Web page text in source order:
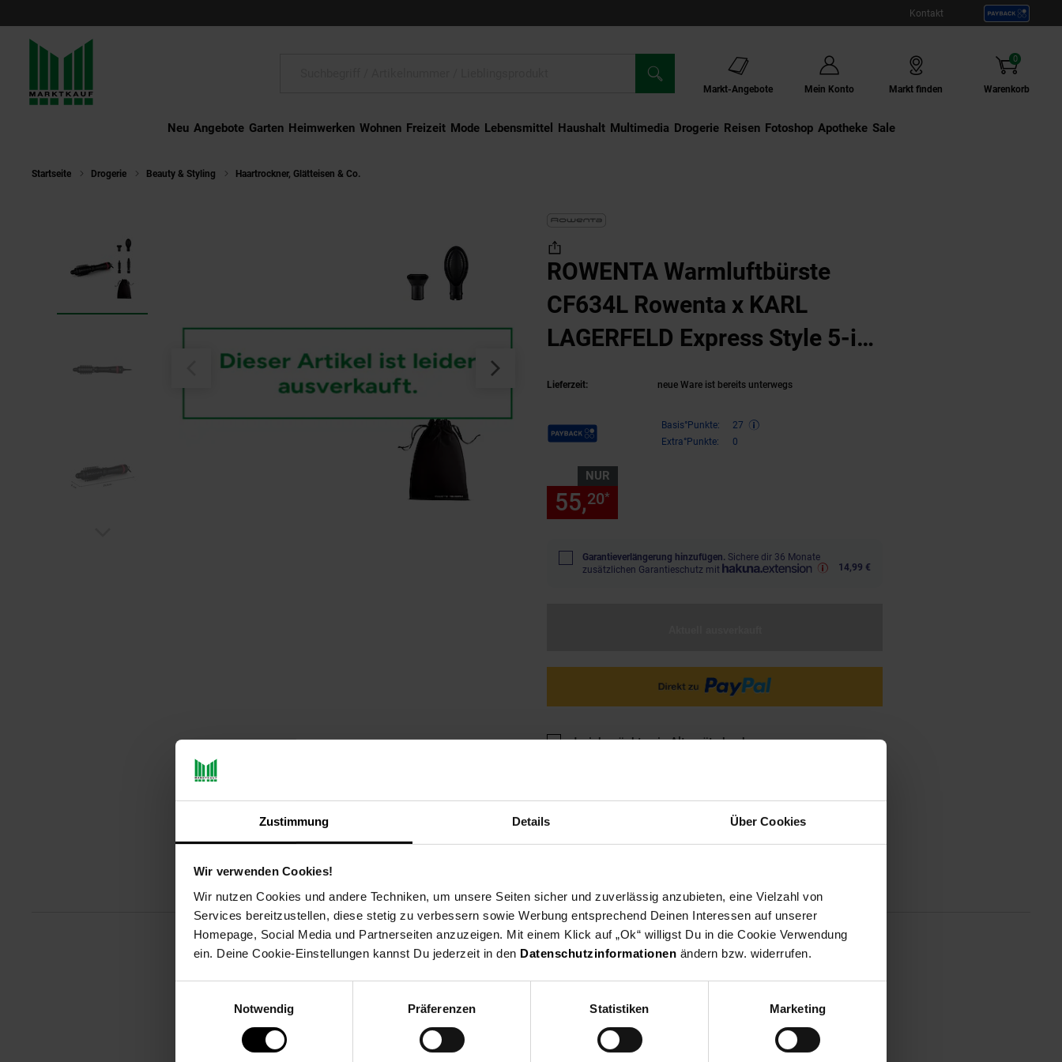
Zustimmung Details Über Cookies
Wir verwenden Cookies!
Wir nutzen Cookies und andere Techniken, um unsere Seiten sicher und zuverlässig anzubieten, eine Vielzahl von
Services bereitzustellen, diese stetig zu verbessern sowie Werbung entsprechend Deinen Interessen auf unserer
Homepage, Social Media und Partnerseiten anzuzeigen. Mit einem Klick auf „Ok“ willigst Du in die Cookie Verwendung
ein. Deine Cookie-Einstellungen kannst Du jederzeit in den Datenschutzinformationen ändern bzw. widerrufen.
Notwendig
Präferenzen Statistiken Marketing
Kontakt
Markt-Angebote Mein Konto Markt finden Warenkorb
0
Artikel
Neu Angebote Garten Heimwerken Wohnen Freizeit Mode Lebensmittel Haushalt Multimedia Drogerie Externer Link:
Reisen Externer Link:
Fotoshop Externer Link:
Apotheke Sale
Startseite Drogerie Beauty & Styling Haartrockner, Glätteisen & Co.
ROWENTA Warmluftbürste
CF634L Rowenta x KARL
LAGERFELD Express Style 5-in-
Lieferzeit: neue Ware ist bereits unterwegs
Payback Punkte Basis°Punkte:
27
Extra°Punkte:
0
NUR
55,20*
Garantieverlängerung hinzufügen. Sichere dir 36 Monate
zusätzlichen Garantieschutz mit
14,99 €
Ja, ich möchte ein Altgerät abgeben.
Die Rowenta CF634L ist eine 5-in-1 Warmluftbürste und Haartrockner mit umfassenden Zubehörset in minimalistischem Design und
Artikelnummer: 3094491000
EAN: 3121040087657
Artikel gehört zur Kategorie:
Haartrockner, Glätteisen & Co.